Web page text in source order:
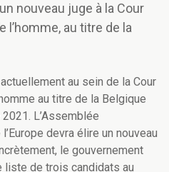
nouveau juge à la Cour
au titre de la
au sein de la Cour
au titre de la Belgique
L’Assemblée
devra élire un nouveau
le gouvernement
liste de trois candidats au